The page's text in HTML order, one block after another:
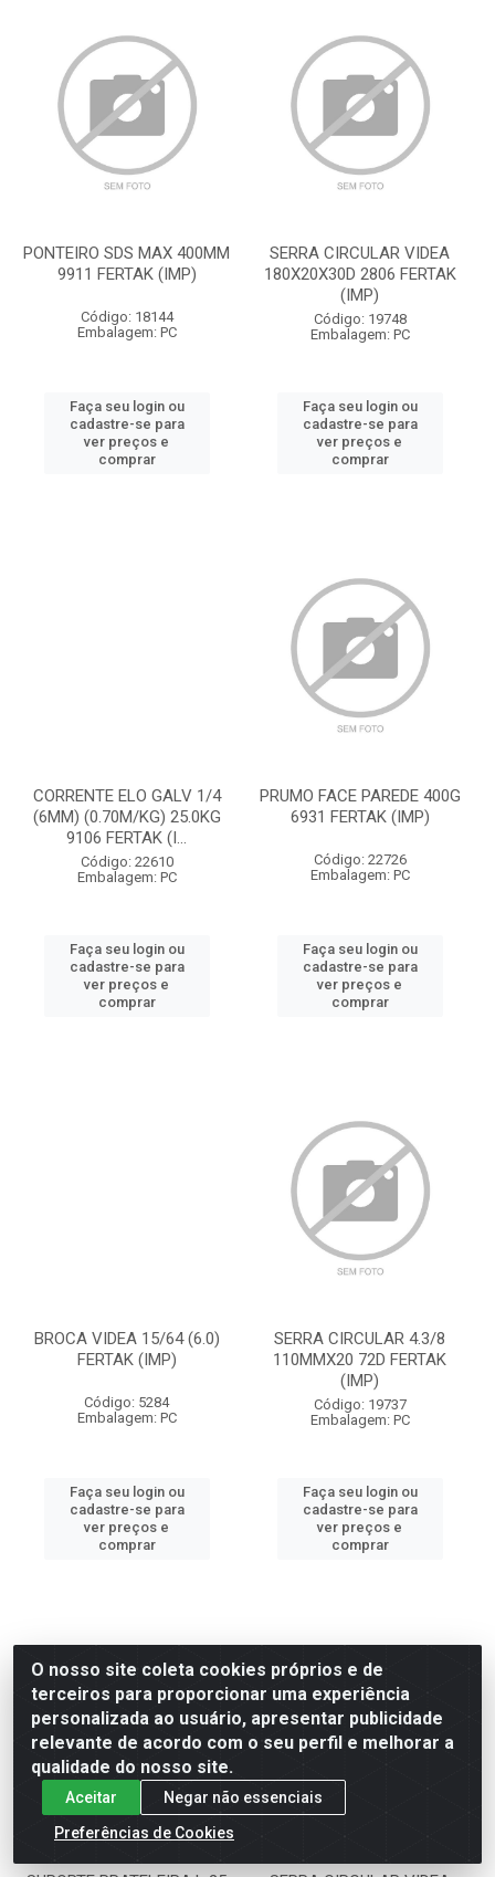
PONTEIRO SDS MAX 400MM
9911 FERTAK (IMP)
Código: 18144
Embalagem: PC
Faça seu login ou
cadastre-se para
ver preços e
comprar
SERRA CIRCULAR VIDEA
180X20X30D 2806 FERTAK
(IMP)
Código: 19748
Embalagem: PC
Faça seu login ou
cadastre-se para
ver preços e
comprar
CORRENTE ELO GALV 1/4
(6MM) (0.70M/KG) 25.0KG
9106 FERTAK (I...
Código: 22610
Embalagem: PC
Faça seu login ou
cadastre-se para
ver preços e
comprar
PRUMO FACE PAREDE 400G
6931 FERTAK (IMP)
Código: 22726
Embalagem: PC
Faça seu login ou
cadastre-se para
ver preços e
comprar
BROCA VIDEA 15/64 (6.0)
FERTAK (IMP)
Código: 5284
Embalagem: PC
Faça seu login ou
cadastre-se para
ver preços e
comprar
SERRA CIRCULAR 4.3/8
110MMX20 72D FERTAK
(IMP)
Código: 19737
Embalagem: PC
Faça seu login ou
cadastre-se para
ver preços e
comprar
O nosso site coleta cookies próprios e de
terceiros para proporcionar uma experiência
personalizada ao usuário, apresentar publicidade
relevante de acordo com o seu perfil e melhorar a
qualidade do nosso site.
Aceitar
Negar não essenciais
Preferências de Cookies